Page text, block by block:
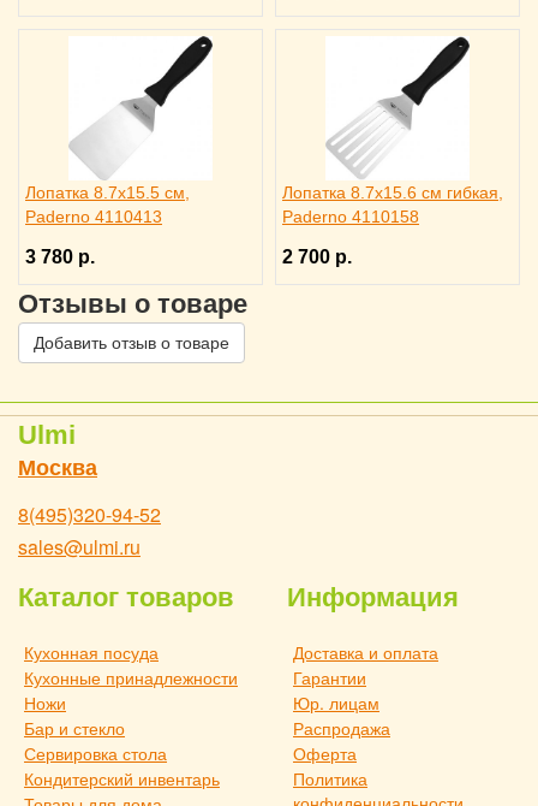
Лопатка 8.7х15.5 см,
Paderno 4110413
3 780 р.
Лопатка 8.7х15.6 см гибкая,
Paderno 4110158
2 700 р.
Отзывы о товаре
Добавить отзыв о товаре
Ulmi
Москва
8(495)320-94-52
sales@ulmi.ru
Каталог товаров
Кухонная посуда
Кухонные принадлежности
Ножи
Бар и стекло
Сервировка стола
Кондитерский инвентарь
Информация
Доставка и оплата
Гарантии
Юр. лицам
Распродажа
Оферта
Политика